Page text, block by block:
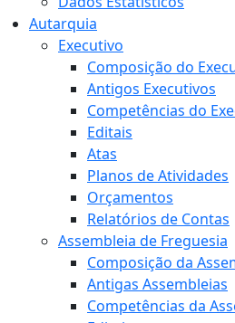
Autarquia
Executivo
Composição do
Antigos Executivos
Competências do
Editais
Atas
Planos de Atividades
Orçamentos
Relatórios de Contas
Assembleia de Freguesia
Composição da
Antigas Assembleias
Competências da